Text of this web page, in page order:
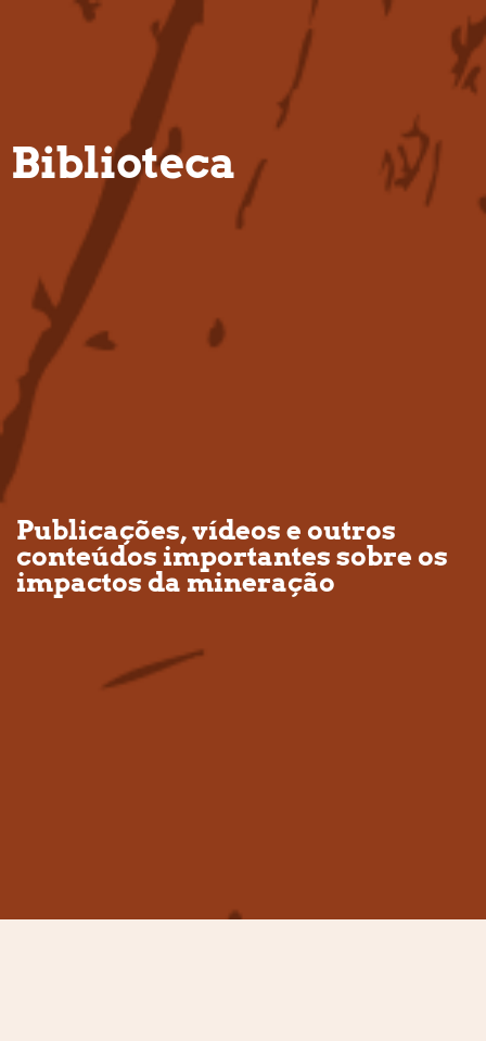
Biblioteca
Publicações, vídeos e outros
conteúdos importantes sobre os
impactos da mineração